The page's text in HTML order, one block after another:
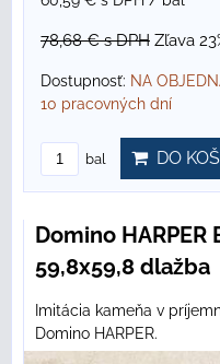
78,68 €s DPH Zľava
Dostupnosť: NA
10 pracovných dní
bal DO
Domino HARPER
59,8x59,8 dlažba
Imitácia kameňa v
Domino HARPER.